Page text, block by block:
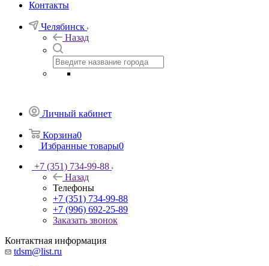
Контакты
Челябинск
Назад
Личный кабинет
Корзина0
Избранные товары0
+7 (351) 734-99-88
Назад
Телефоны
+7 (351) 734-99-88
+7 (996) 692-25-89
Заказать звонок
Контактная информация
tdsm@list.ru